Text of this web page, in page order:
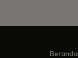
Beranda